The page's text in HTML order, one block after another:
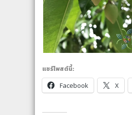
แชร์โพสต์นี้:
Facebook
X